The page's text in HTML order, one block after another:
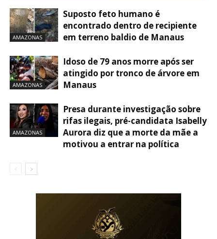
AMAZONAS
Suposto feto humano é
encontrado dentro de recipiente
em terreno baldio de Manaus
AMAZONAS
Idoso de 79 anos morre após ser
atingido por tronco de árvore em
Manaus
AMAZONAS
Presa durante investigação sobre
rifas ilegais, pré-candidata Isabelly
Aurora diz que a morte da mãe a
motivou a entrar na política